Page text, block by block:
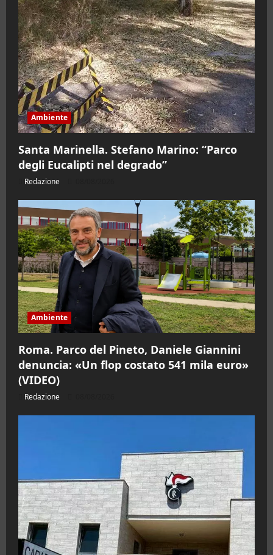
Ambiente
Santa Marinella. Stefano Marino: “Parco
degli Eucalipti nel degrado”
Redazione
Ambiente
Roma. Parco del Pineto, Daniele Giannini
denuncia: «Un flop costato 541 mila euro»
(VIDEO)
Redazione